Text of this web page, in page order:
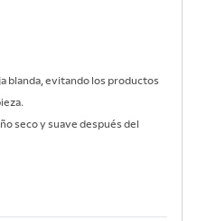
blanda, evitando los productos
seco y suave después del